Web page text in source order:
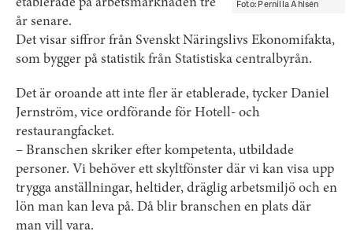
Foto: Pernilla Ahlsén
etablerade på arbetsmarknaden tre
år senare.
Det visar siffror från Svenskt Näringslivs Ekonomifakta,
som bygger på statistik från Statistiska centralbyrån.
Det är oroande att inte fler är etablerade, tycker Daniel
Jernström, vice ordförande för Hotell- och
restaurangfacket.
– Branschen skriker efter kompetenta, utbildade
personer. Vi behöver ett skyltfönster där vi kan visa upp
trygga anställningar, heltider, dräglig arbetsmiljö och en
lön man kan leva på. Då blir branschen en plats där
man vill vara.